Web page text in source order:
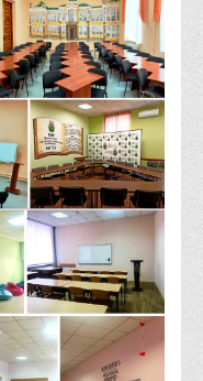
справи